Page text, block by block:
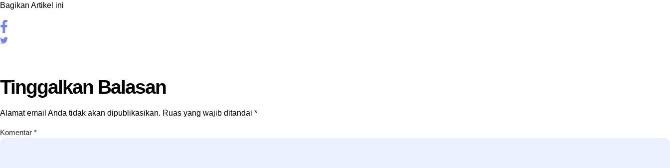
Bagikan Artikel ini
Tinggalkan Balasan
Alamat email Anda tidak akan dipublikasikan. Ruas yang wajib ditandai *
Komentar *